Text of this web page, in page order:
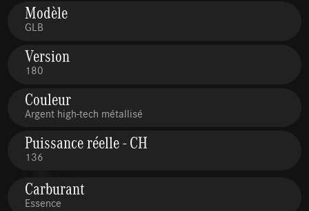
Modèle
GLB
Version
180
Couleur
Argent high-tech métallisé
Puissance réelle - CH
136
Carburant
Essence